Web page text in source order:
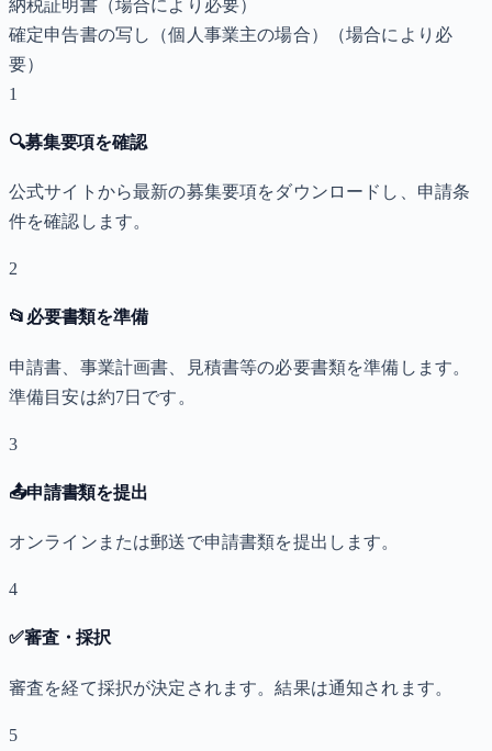
納税証明書（場合により必要）
確定申告書の写し（個人事業主の場合）
（場合により必
要）
1
🔍募集要項を確認
公式サイトから最新の募集要項をダウンロードし、申請条
件を確認します。
2
📂 必要書類を準備
申請書、事業計画書、見積書等の必要書類を準備します。
準備目安は約7日です。
3
📤申請書類を提出
オンラインまたは郵送で申請書類を提出します。
4
✅審査・採択
審査を経て採択が決定されます。結果は通知されます。
5